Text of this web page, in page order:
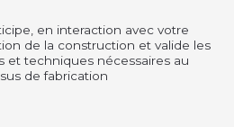
en interaction avec votre
de la construction et valide les
et techniques nécessaires au
de fabrication